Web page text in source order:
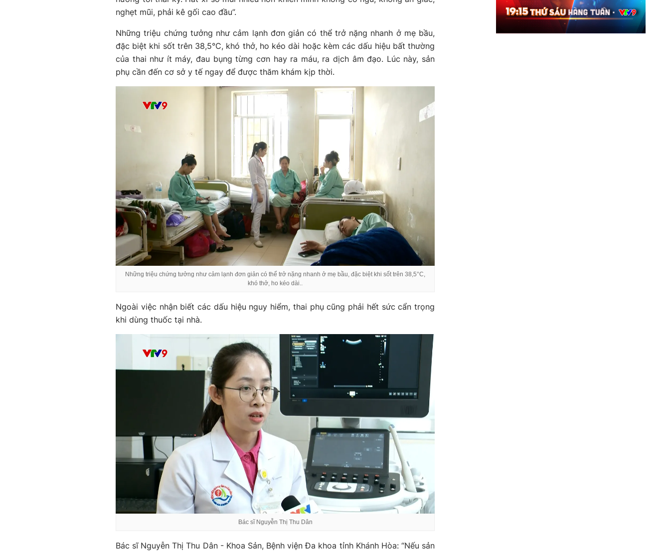
nghẹt mũi, phải kê gối cao đầu”.
Những triệu chứng tưởng như cảm lạnh đơn giản có thể trở nặng nhanh ở mẹ bầu,
đặc biệt khi sốt trên 38,5°C, khó thở, ho kéo dài hoặc kèm các dấu hiệu bất thường
của thai như ít máy, đau bụng từng cơn hay ra máu, ra dịch âm đạo. Lúc này, sản
phụ cần đến cơ sở y tế ngay để được thăm khám kịp thời.
Những triệu chứng tưởng như cảm lạnh đơn giản có thể trở nặng nhanh ở mẹ bầu, đặc biệt khi sốt trên 38,5°C,
khó thở, ho kéo dài..
Ngoài việc nhận biết các dấu hiệu nguy hiểm, thai phụ cũng phải hết sức cẩn trọng
khi dùng thuốc tại nhà.
Bác sĩ Nguyễn Thị Thu Dân
Bác sĩ Nguyễn Thị Thu Dân - Khoa Sản, Bệnh viện Đa khoa tỉnh Khánh Hòa: “Nếu sản